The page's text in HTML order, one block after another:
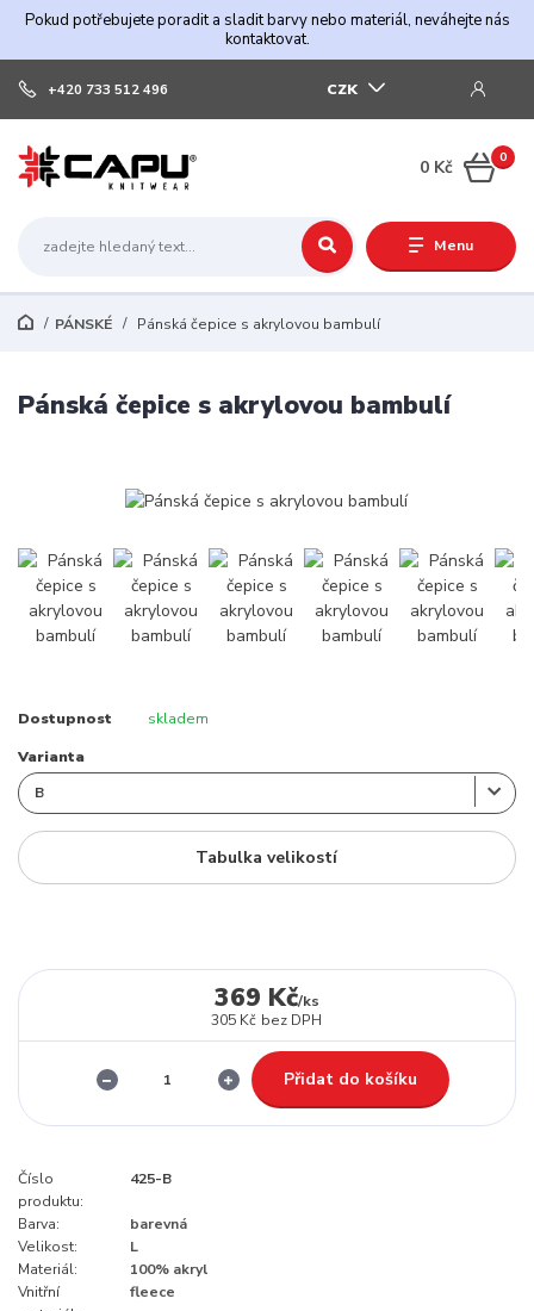
Pokud potřebujete poradit a sladit barvy nebo materiál, neváhejte nás
kontaktovat.
Menu
CZK
+420 733 512 496
0
0 Kč
PÁNSKÉ Pánská čepice s akrylovou bambulí
Pánská čepice s akrylovou bambulí
Dostupnost skladem
Varianta
Tabulka velikostí
369 Kč/ks
305 Kč bez DPH
Přidat do košíku
Číslo
produktu:
425-B
Barva:
barevná
Velikost:
L
Materiál:
100% akryl
Vnitřní
fleece